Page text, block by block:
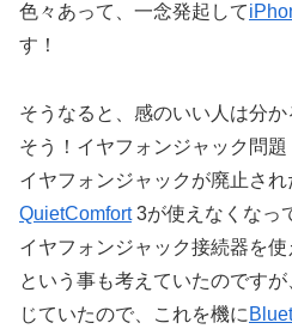
色々あって、一念発起して
す！
そうなると、感のいい人は分か
そう！イヤフォンジャック問題
イヤフォンジャックが廃止され
QuietComfort3が使えなくなっ
イヤフォンジャック接続器を使
という事も考えていたのです
じていたので、これを機に